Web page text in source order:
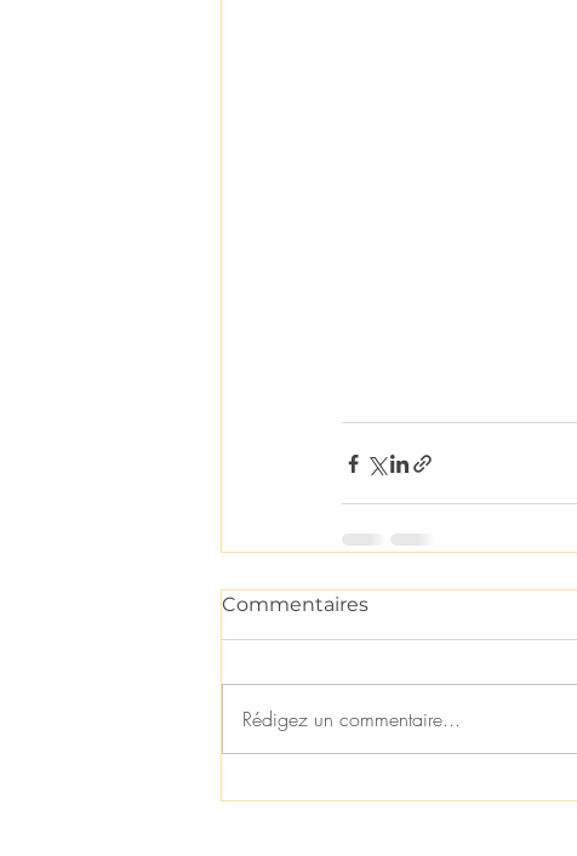
Commentaires
Rédigez un commentaire...